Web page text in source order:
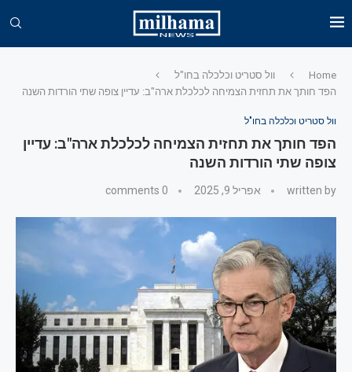
Home
וול סטריט וכלכלה בחו"ל
הפד חותך את תחזית הצמיחה לכלכלת ארה"ב: עדיין צופה שתי הורדות השנה
וול סטריט וכלכלה בחו"ל
הפד חותך את תחזית הצמיחה לכלכלת ארה"ב: עדיין
צופה שתי הורדות השנה
written by אפריל 9, 2025 0 comments